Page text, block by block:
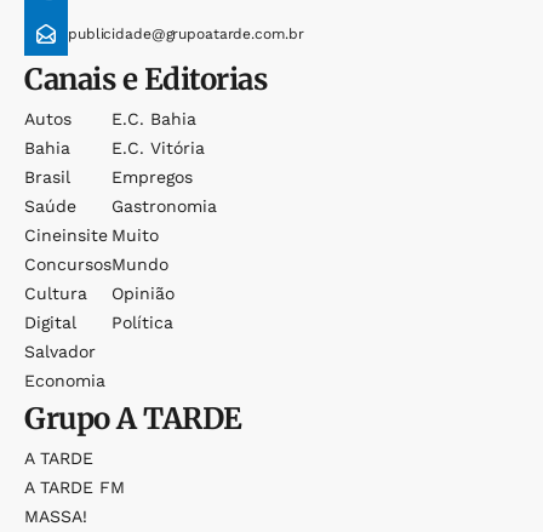
publicidade@grupoatarde.com.br
Canais e Editorias
Autos
Bahia
Brasil
Saúde
Cineinsite
Concursos
Cultura
Digital
Salvador
Economia
E.c. Bahia
E.c. Vitória
Empregos
Gastronomia
Muito
Mundo
Opinião
Política
GrupoA TARDE
A TARDE
A TARDE FM
MASSA!